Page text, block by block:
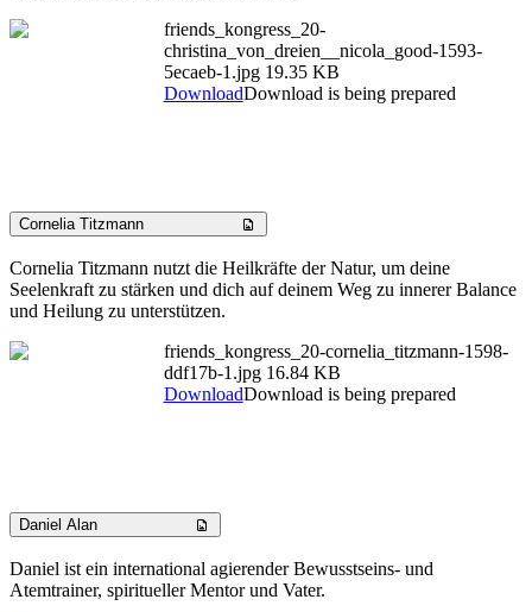
friends_kongress_20-
christina_von_dreien__nicola_good-1593-
5ecaeb-1.jpg 19.35 KB
DownloadDownload is being prepared
Cornelia Titzmann
Cornelia Titzmann nutzt die Heilkräfte der Natur, um deine
Seelenkraft zu stärken und dich auf deinem Weg zu innerer Balance
und Heilung zu unterstützen.
friends_kongress_20-cornelia_titzmann-1598-
ddf17b-1.jpg 16.84 KB
DownloadDownload is being prepared
Daniel Alan
Daniel ist ein international agierender Bewusstseins- und
Atemtrainer, spiritueller Mentor und Vater.